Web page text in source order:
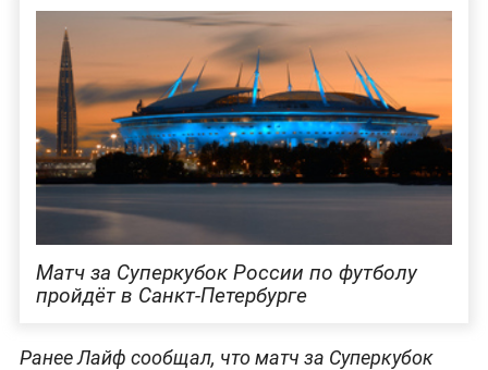
Матч за Суперкубок России по футболу
пройдёт в Санкт-Петербурге
Ранее Лайф сообщал, что матч за Суперкубок